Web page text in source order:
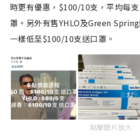
時更有優惠，$100/10支，平均每
罩。另外有售YHLO及Green Spring
一樣低至$100/10支送口罩。
點擊圖片放大